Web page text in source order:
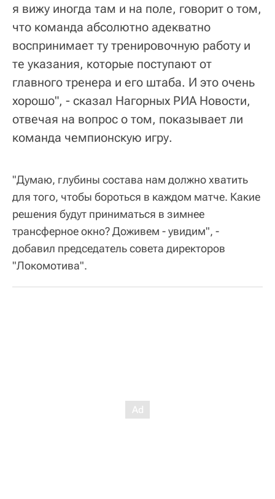
я вижу иногда там и на поле, говорит о том,
что команда абсолютно адекватно
воспринимает ту тренировочную работу и
те указания, которые поступают от
главного тренера и его штаба. И это очень
хорошо", - сказал Нагорных РИА Новости,
отвечая на вопрос о том, показывает ли
команда чемпионскую игру.
"Думаю, глубины состава нам должно хватить
для того, чтобы бороться в каждом матче. Какие
решения будут приниматься в зимнее
трансферное окно? Доживем - увидим", -
добавил председатель совета директоров
"Локомотива".